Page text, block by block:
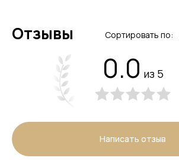
Отзывы Сортировать по:
0.0 из 5
Написать отзыв